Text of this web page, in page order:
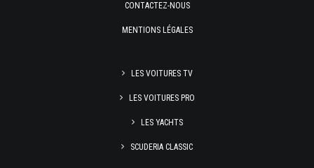
CONTACTEZ-NOUS
MENTIONS LÉGALES
LES VOITURES TV
LES VOITURES PRO
LES YACHTS
SCUDERIA CLASSIC